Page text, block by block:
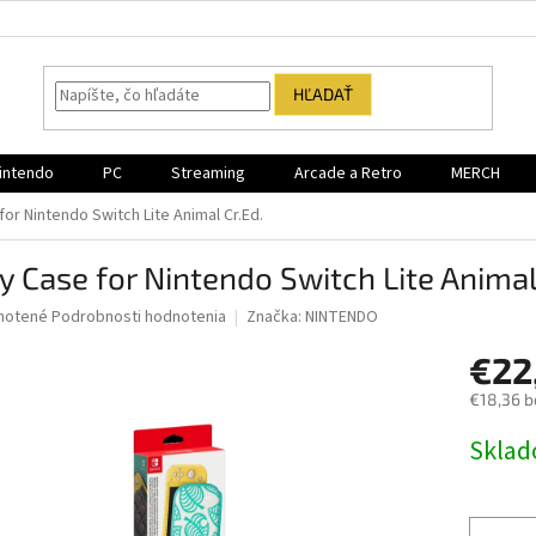
HĽADAŤ
PC Streaming Arcade a Retro MERCH
Nintendo Switch Lite Animal Cr.Ed.
Case for Nintendo Switch Lite Animal
Podrobnosti hodnotenia Značka: NINTENDO
€18,36
cena: